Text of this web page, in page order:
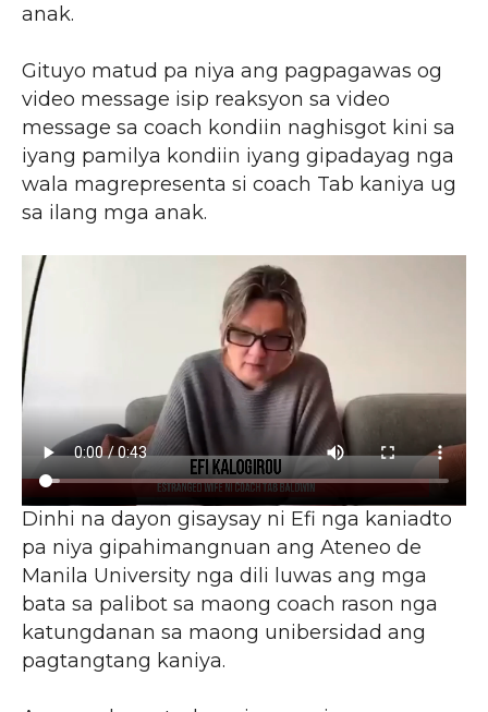
anak.
Gituyo matud pa niya ang pagpagawas og
video message isip reaksyon sa video
message sa coach kondiin naghisgot kini sa
iyang pamilya kondiin iyang gipadayag nga
wala magrepresenta si coach Tab kaniya ug
sa ilang mga anak.
Dinhi na dayon gisaysay ni Efi nga kaniadto
pa niya gipahimangnuan ang Ateneo de
Manila University nga dili luwas ang mga
bata sa palibot sa maong coach rason nga
katungdanan sa maong unibersidad ang
pagtangtang kaniya.